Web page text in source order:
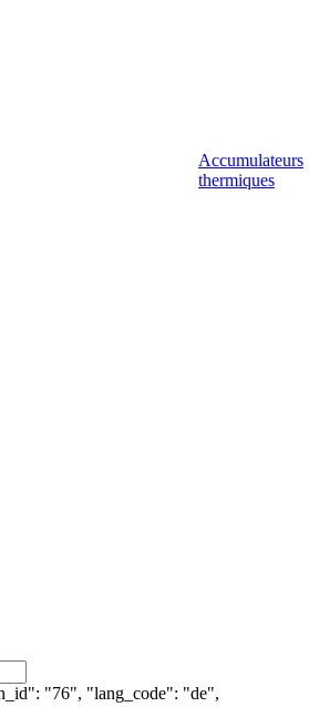
Accumulateurs
thermiques
"76", "lang_code": "de",